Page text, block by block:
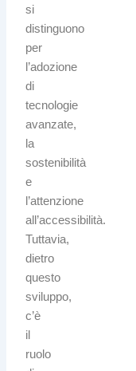
si
distinguono
per
l’adozione
di
tecnologie
avanzate,
la
sostenibilità
e
l’attenzione
all’accessibilità.
Tuttavia,
dietro
questo
sviluppo,
c’è
il
ruolo